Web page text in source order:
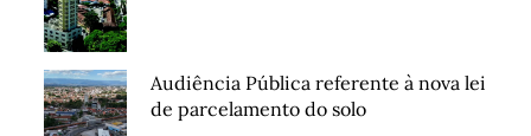
Audiência Pública referente à nova lei
de parcelamento do solo